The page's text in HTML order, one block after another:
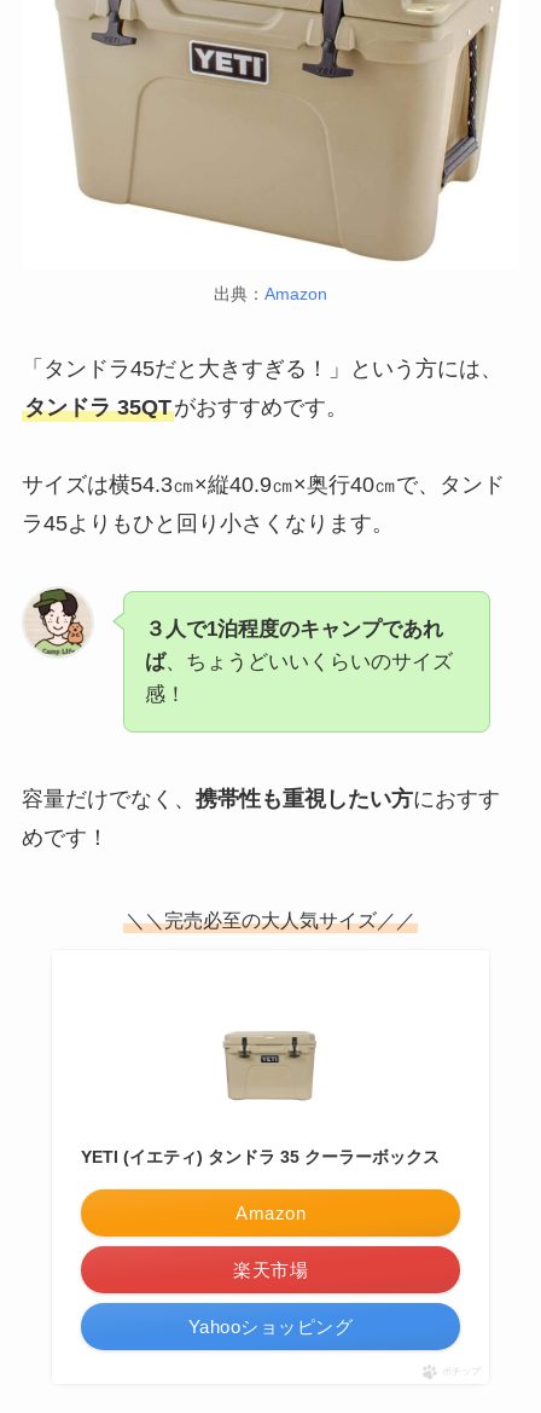
出典： Amazon
「タンドラ45だと大きすぎる！」という方には、
タンドラ 35QTがおすすめです。
サイズは横54.3㎝×縦40.9㎝×奥行40㎝で、タンド
ラ45よりもひと回り小さくなります。
３人で1泊程度のキャンプであれ
ば、ちょうどいいくらいのサイズ
感！
容量だけでなく、 携帯性も重視したい方におすす
めです！
＼＼完売必至の大人気サイズ／／
YETI (イエティ) タンドラ 35 クーラーボックス
Amazon
楽天市場
Yahooショッピング
ポチップ